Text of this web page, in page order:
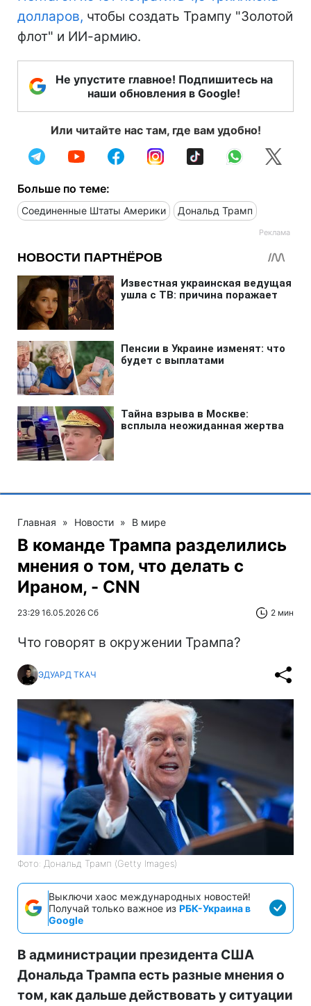
долларов, чтобы создать Трампу "Золотой
флот" и ИИ-армию.
Не упустите главное! Подпишитесь на
наши обновления в Google!
Или читайте нас там, где вам удобно!
Больше по теме:
Соединенные Штаты Америки Дональд Трамп
Главная » Новости » В мире
В команде Трампа разделились
мнения о том, что делать с
Ираном, - CNN
23:29 16.05.2026 Сб 2 мин
Что говорят в окружении Трампа?
ЭДУАРД ТКАЧ
Фото: Дональд Трамп (Getty Images)
Выключи хаос международных новостей!
Получай только важное из РБК-Украина в
Google
В администрации президента США
Дональда Трампа есть разные мнения о
том, как дальше действовать у ситуации